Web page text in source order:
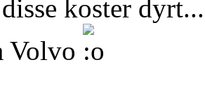
koster
Volvo